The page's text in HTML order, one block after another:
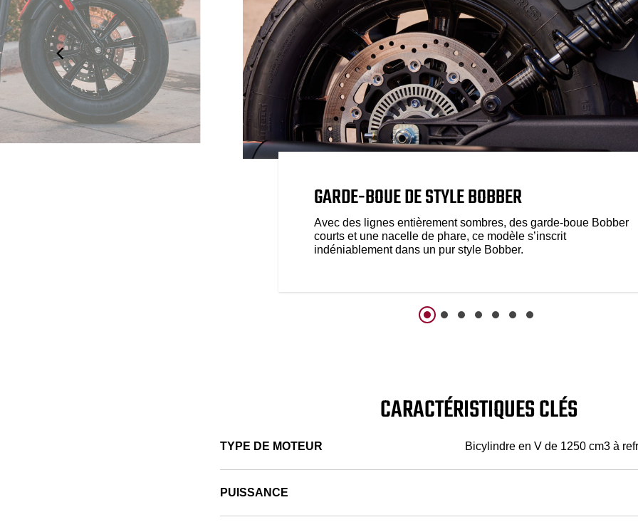
GARDE-BOUE DE STYLE BOBBER
Avec des lignes entièrement sombres, des garde-boue Bobber
courts et une nacelle de phare, ce modèle s’inscrit
indéniablement dans un pur style Bobber.
CARACTÉRISTIQUES CLÉS
TYPE DE MOTEUR Bicylindre en V de 1250 cm3 à
PUISSANCE